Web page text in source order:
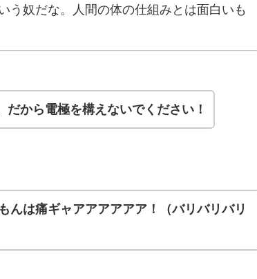
う奴だな。人間の体の仕組みとは面白いも
だから電極を構えないでください！
んは痛ギャアアアアアア！（バリバリバリ